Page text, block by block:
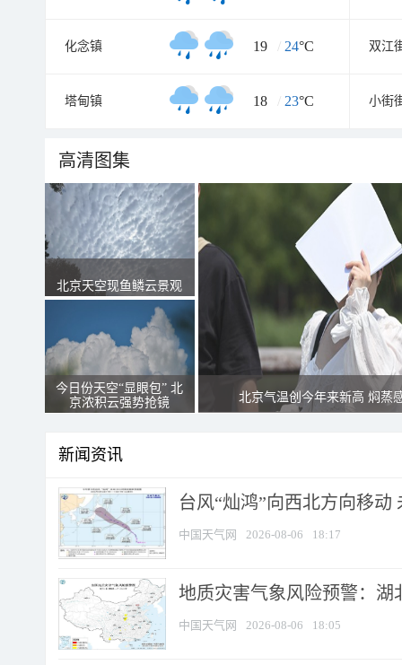
化念镇 19 / 24°C 双江
塔甸镇 18 / 23°C 小街
高清图集
北京天空现鱼鳞云景观
今日份天空“显眼包” 北
京浓积云强势抢镜
北京气温创今年来新高 焖蒸
新闻资讯
台风“灿鸿”向西北方向移动
中国天气网 2026-08-06 18:17
地质灾害气象风险预警：湖
中国天气网 2026-08-06 18:05